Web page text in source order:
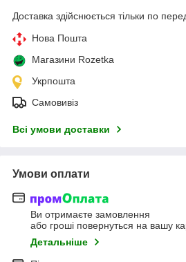
Доставка здійснюється тільки по
Нова Пошта
Магазини Rozetka
Укрпошта
Самовивіз
Всі умови доставки
Умови оплати
Ви отримаєте замовлення
або гроші повернуться на вашу
Детальніше